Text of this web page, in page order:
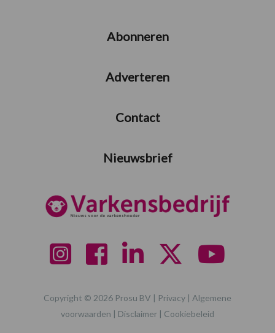
Abonneren
Adverteren
Contact
Nieuwsbrief
Copyright © 2026 Prosu BV | Privacy
Algemene
voorwaarden
Disclaimer Cookiebeleid